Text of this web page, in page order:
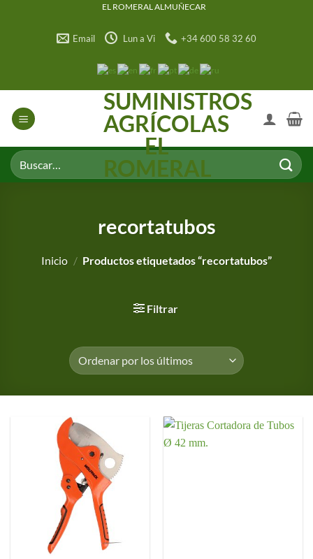
EL ROMERAL ALMUÑECAR
Email Lun a Vi +34 600 58 32 60
SUMINISTROS
AGRÍCOLAS
EL
ROMERAL
Buscar
por:
recortatubos
Inicio / Productos etiquetados “recortatubos”
Filtrar